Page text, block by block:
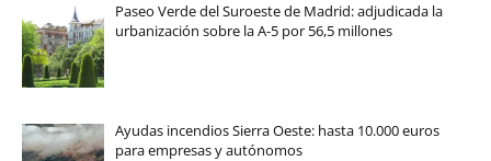
Paseo Verde del Suroeste de Madrid: adjudicada la
urbanización sobre la A-5 por 56,5 millones
Ayudas incendios Sierra Oeste: hasta 10.000 euros
para empresas y autónomos